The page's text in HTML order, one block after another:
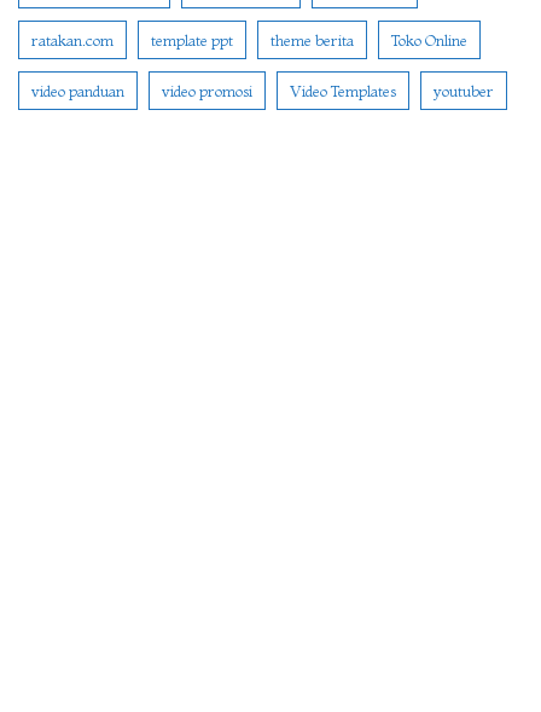
ratakan.com template ppt theme berita Toko Online
video panduan video promosi Video Templates youtuber